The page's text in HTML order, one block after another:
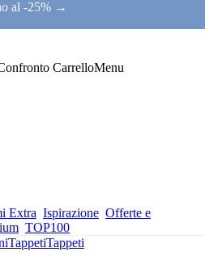
al -25% →
CarrelloMenu
Extra Ispirazione Offerte e
TOP100
TappetiTappeti